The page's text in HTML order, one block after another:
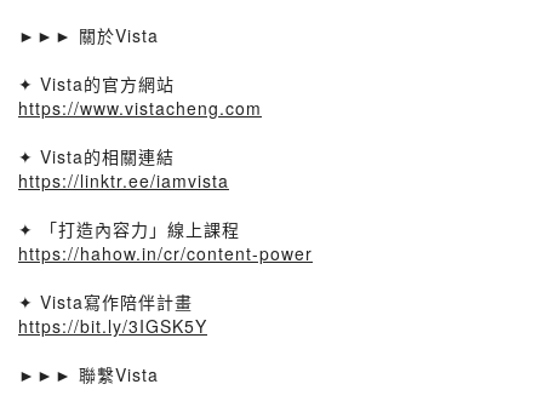
►►► 關於Vista
✦ Vista的官方網站
https://www.vistacheng.com
✦ Vista的相關連結
https://linktr.ee/iamvista
✦ 「打造內容力」線上課程
https://hahow.in/cr/content-power
✦ Vista寫作陪伴計畫
https://bit.ly/3IGSK5Y
►►► 聯繫Vista